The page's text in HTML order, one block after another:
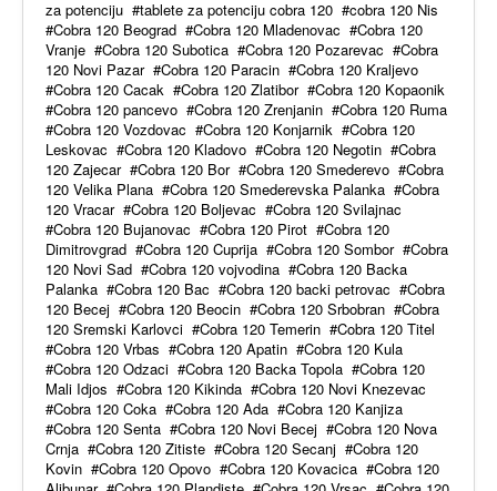
za potenciju
tablete za potenciju cobra 120
cobra 120 Nis
Cobra 120 Beograd
Cobra 120 Mladenovac
Cobra 120
Vranje
Cobra 120 Subotica Cobra 120 Pozarevac
Cobra
120 Novi Pazar
Cobra 120 Paracin
Cobra 120 Kraljevo
Cobra 120 Cacak
Cobra 120 Zlatibor
Cobra 120 Kopaonik
Cobra 120 pancevo
Cobra 120 Zrenjanin
Cobra 120 Ruma
Cobra 120 Vozdovac
Cobra 120 Konjarnik
Cobra 120
Leskovac
Cobra 120 Kladovo Cobra 120 Negotin
Cobra
120 Zajecar
Cobra 120 Bor Cobra 120 Smederevo
Cobra
120 Velika Plana
Cobra 120 Smederevska Palanka
Cobra
120 Vracar
Cobra 120 Boljevac
Cobra 120 Svilajnac
Cobra 120 Bujanovac
Cobra 120 Pirot
Cobra 120
Dimitrovgrad
Cobra 120 Cuprija Cobra 120 Sombor
Cobra
120 Novi Sad
Cobra 120 vojvodina
Cobra 120 Backa
Palanka
Cobra 120 Bac Cobra 120 backi petrovac
Cobra
120 Becej
Cobra 120 Beocin Cobra 120 Srbobran
Cobra
120 Sremski Karlovci
Cobra 120 Temerin
Cobra 120 Titel
Cobra 120 Vrbas
Cobra 120 Apatin
Cobra 120 Kula
Cobra 120 Odzaci
Cobra 120 Backa Topola
Cobra 120
Mali Idjos
Cobra 120 Kikinda
Cobra 120 Novi Knezevac
Cobra 120 Coka
Cobra 120 Ada
Cobra 120 Kanjiza
Cobra 120 Senta
Cobra 120 Novi Becej
Cobra 120 Nova
Crnja
Cobra 120 Zitiste Cobra 120 Secanj
Cobra 120
Kovin
Cobra 120 Opovo Cobra 120 Kovacica
Cobra 120